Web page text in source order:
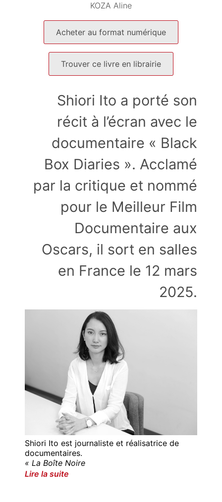
KOZA Aline
Acheter au format numérique
Trouver ce livre en librairie
Shiori Ito a porté son
récit à l’écran avec le
documentaire « Black
Box Diaries ». Acclamé
par la critique et nommé
pour le Meilleur Film
Documentaire aux
Oscars, il sort en salles
en France le 12 mars
2025.
Shiori Ito est journaliste et réalisatrice de
documentaires.
« La Boîte Noire
Lire la suite